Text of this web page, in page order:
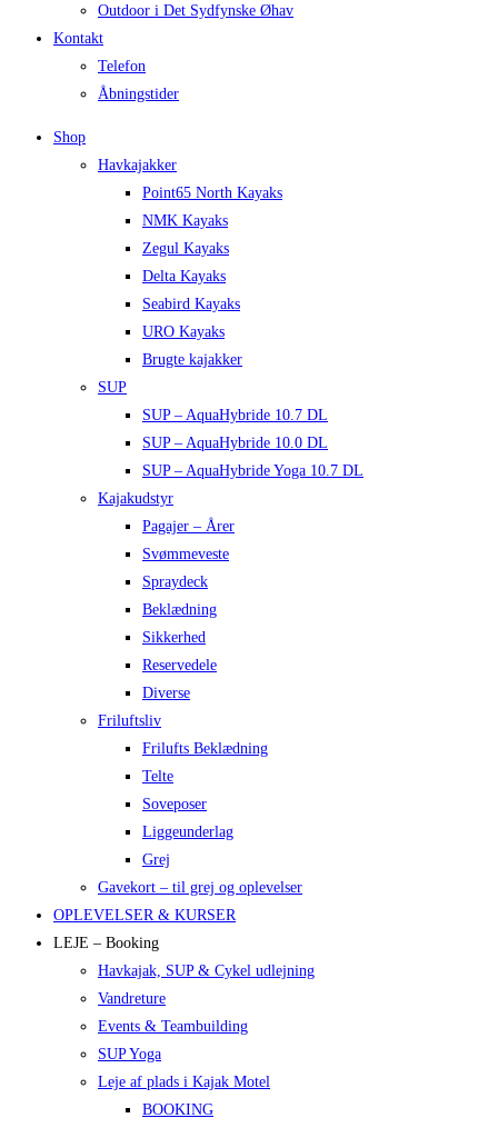
Outdoor i Det Sydfynske Øhav
Kontakt
Telefon
Åbningstider
Shop
Havkajakker
Point65 North Kayaks
NMK Kayaks
Zegul Kayaks
Delta Kayaks
Seabird Kayaks
URO Kayaks
Brugte kajakker
SUP
SUP – AquaHybride 10.7 DL
SUP – AquaHybride 10.0 DL
SUP – AquaHybride Yoga 10.7 DL
Kajakudstyr
Pagajer – Årer
Svømmeveste
Spraydeck
Beklædning
Sikkerhed
Reservedele
Diverse
Friluftsliv
Frilufts Beklædning
Telte
Soveposer
Liggeunderlag
Grej
Gavekort – til grej og oplevelser
OPLEVELSER & KURSER
LEJE – Booking
Havkajak, SUP & Cykel udlejning
Vandreture
Events & Teambuilding
SUP Yoga
Leje af plads i Kajak Motel
BOOKING